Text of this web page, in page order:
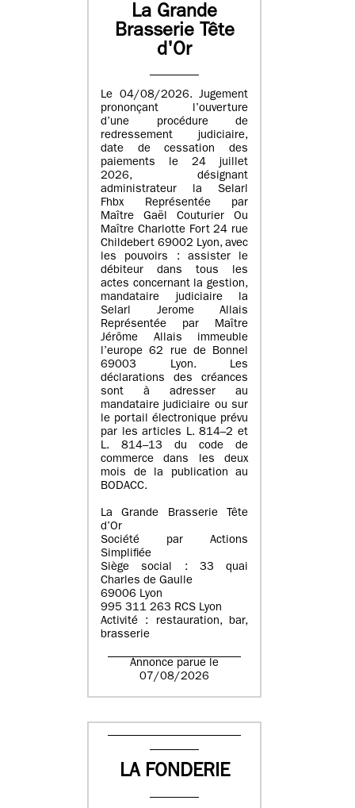
La Grande
Brasserie Tête
d'Or
Le 04/08/2026. Jugement
prononçant l’ouverture
d’une procédure de
redressement judiciaire,
date de cessation des
paiements le 24 juillet
2026, désignant
administrateur la Selarl
Fhbx Représentée par
Maître Gaël Couturier Ou
Maître Charlotte Fort 24 rue
Childebert 69002 Lyon, avec
les pouvoirs : assister le
débiteur dans tous les
actes concernant la gestion,
mandataire judiciaire la
Selarl Jerome Allais
Représentée par Maître
Jérôme Allais immeuble
l’europe 62 rue de Bonnel
69003 Lyon. Les
déclarations des créances
sont à adresser au
mandataire judiciaire ou sur
le portail électronique prévu
par les articles L. 814–2 et
L. 814–13 du code de
commerce dans les deux
mois de la publication au
BODACC.
La Grande Brasserie Tête
d’Or
Société par Actions
Simplifiée
Siège social : 33 quai
Charles de Gaulle
69006 Lyon
995 311 263 RCS Lyon
Activité : restauration, bar,
brasserie
Annonce parue le
07/08/2026
LA FONDERIE